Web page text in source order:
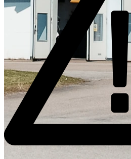
Skadeverkstad